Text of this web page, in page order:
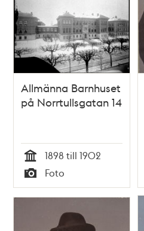
Allmänna Barnhuset
på Norrtullsgatan 14
Tid
1898 till 1902
Typ
Foto